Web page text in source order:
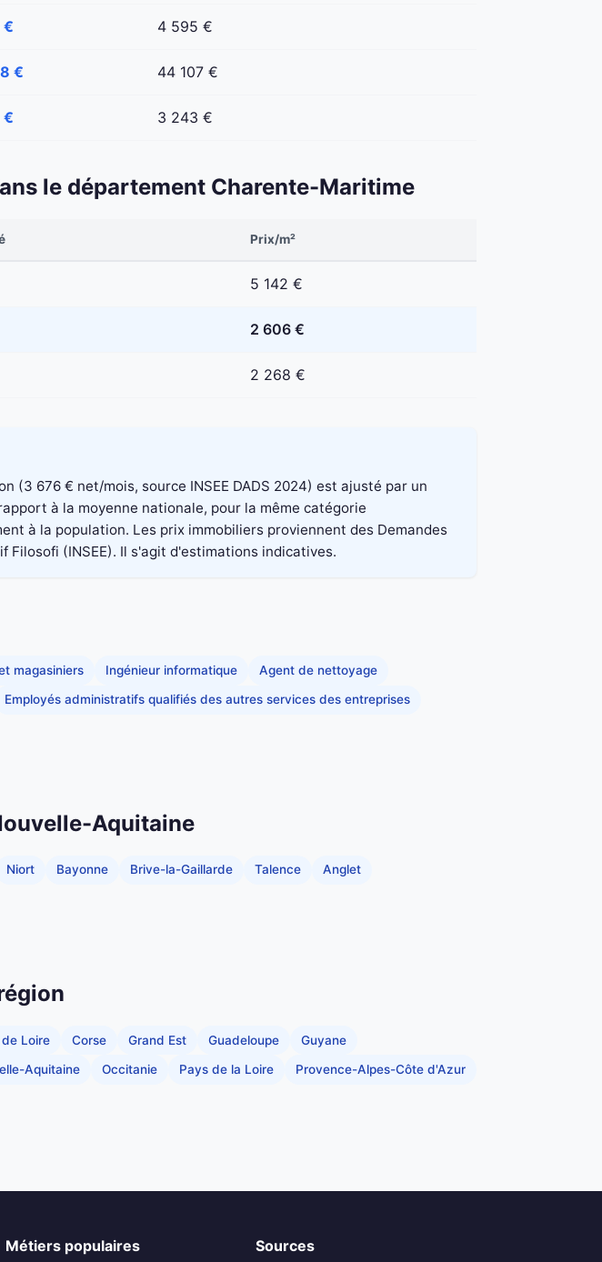
€ 4 595 €
€ 44 107 €
€ 3 243 €
le département Charente-Maritime
Prix/m²
5 142 €
2 606 €
2 268 €
676 € net/mois, source INSEE DADS 2024) est ajusté par un
à la moyenne nationale, pour la même catégorie
à la population. Les prix immobiliers proviennent des Demandes
Filosofi (INSEE). Il s'agit d'estimations indicatives.
magasiniers Ingénieur informatique Agent de nettoyage
Employés administratifs qualifiés des autres services des entreprises
Aquitaine
Niort Bayonne Brive-la-Gaillarde Talence Anglet
Loire Corse Grand Est Guadeloupe Guyane
Aquitaine Occitanie Pays de la Loire Provence-Alpes-Côte d'Azur
Métiers populaires Sources